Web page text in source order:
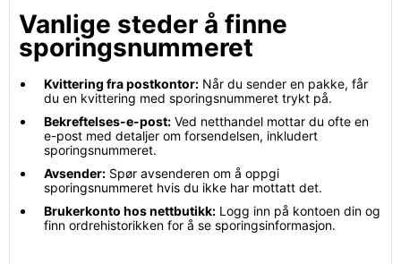
Vanlige steder å finne
sporingsnummeret
Kvittering fra postkontor: Når du sender en pakke, får
du en kvittering med sporingsnummeret trykt på.
Bekreftelses-e-post: Ved netthandel mottar du ofte en
e-post med detaljer om forsendelsen, inkludert
sporingsnummeret.
Avsender: Spør avsenderen om å oppgi
sporingsnummeret hvis du ikke har mottatt det.
Brukerkonto hos nettbutikk: Logg inn på kontoen din og
finn ordrehistorikken for å se sporingsinformasjon.